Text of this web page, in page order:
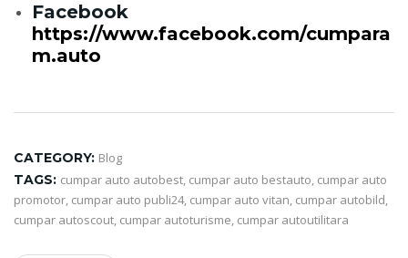
Facebook
https://www.facebook.com/cumpara
m.auto
CATEGORY: Blog
TAGS: cumpar auto autobest, cumpar auto bestauto, cumpar auto
promotor, cumpar auto publi24, cumpar auto vitan, cumpar autobild,
cumpar autoscout, cumpar autoturisme, cumpar autoutilitara